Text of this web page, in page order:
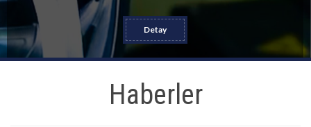
Detay
Haberler